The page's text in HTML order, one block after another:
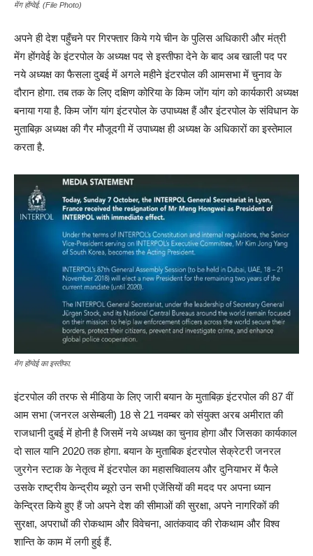
मेंग होंग्वेई. (File Photo)
अपने ही देश पहुँचने पर गिरफ्तार किये गये चीन के पुलिस अधिकारी और मंत्री
मेंग होंगवेई के इंटरपोल के अध्यक्ष पद से इस्तीफा देने के बाद अब खाली पद पर
नये अध्यक्ष का फैसला दुबई में अगले महीने इंटरपोल की आमसभा में चुनाव के
दौरान होगा. तब तक के लिए दक्षिण कोरिया के किम जोंग यांग को कार्यकारी अध्यक्ष
बनाया गया है. किम जोंग यांग इंटरपोल के उपाध्यक्ष हैं और इंटरपोल के संविधान के
मुताबिक़ अध्यक्ष की गैर मौजूदगी में उपाध्यक्ष ही अध्यक्ष के अधिकारों का इस्तेमाल
करता है.
मेंग होंग्वेई का इस्तीफा.
इंटरपोल की तरफ से मीडिया के लिए जारी बयान के मुताबिक़ इंटरपोल की 87 वीं
आम सभा (जनरल असेम्बली) 18 से 21 नवम्बर को संयुक्त अरब अमीरात की
राजधानी दुबई में होनी है जिसमें नये अध्यक्ष का चुनाव होगा और जिसका कार्यकाल
दो साल यानि 2020 तक होगा. बयान के मुताबिक इंटरपोल सेक्रेटरी जनरल
जुरगेन स्टाक के नेतृत्व में इंटरपोल का महासचिवालय और दुनियाभर में फैले
उसके राष्ट्रीय केन्द्रीय ब्यूरो उन सभी एजेंसियों की मदद पर अपना ध्यान
केन्द्रित किये हुए हैं जो अपने देश की सीमाओं की सुरक्षा, अपने नागरिकों की
सुरक्षा, अपराधों की रोकथाम और विवेचना, आतंकवाद की रोकथाम और विश्व
शान्ति के काम में लगी हुई हैं.